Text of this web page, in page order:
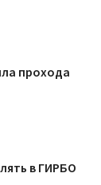
прохода
в ГИРБО